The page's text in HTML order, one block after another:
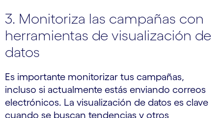
3. Monitoriza las campañas con
herramientas de visualización de
datos
Es importante monitorizar tus campañas,
incluso si actualmente estás enviando correos
electrónicos. La visualización de datos es clave
cuando se buscan tendencias y otros